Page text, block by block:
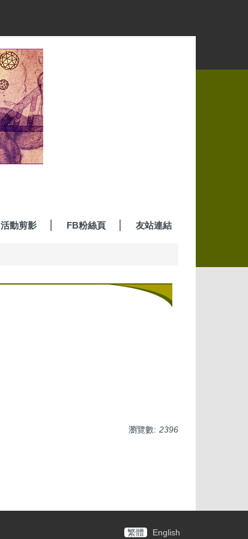
活動剪影 FB粉絲頁 友站連結
瀏覽數: 2396
繁體 English